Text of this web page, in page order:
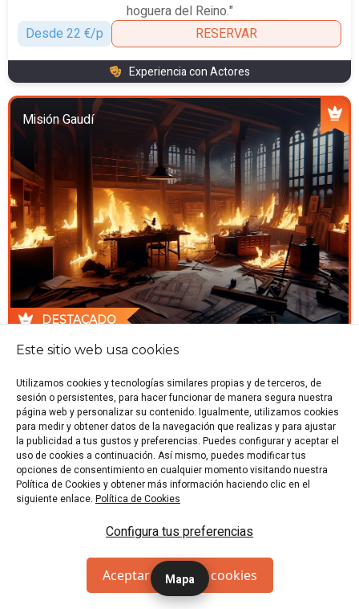
hoguera del Reino."
Desde 22 €/p
RESERVAR
Experiencia con Actores
Misión Gaudí
DESTACADO
"Salva los planos de la Sagrada Familia del taller en
llamas de Gaudí y sal de ahí antes de que todo se
queme a causa del horrible incendio."
Desde 21 €/p
RESERVAR
El Misterio De La Mansión (Sala 3)
Mapa
Este sitio web usa cookies
Utilizamos cookies y tecnologías similares propias y de terceros, de
sesión o persistentes, para hacer funcionar de manera segura nuestra
página web y personalizar su contenido. Igualmente, utilizamos cookies
para medir y obtener datos de la navegación que realizas y para ajustar
la publicidad a tus gustos y preferencias. Puedes configurar y aceptar el
uso de cookies a continuación. Así mismo, puedes modificar tus
opciones de consentimiento en cualquier momento visitando nuestra
Política de Cookies y obtener más información haciendo clic en el
siguiente enlace. Política de Cookies
Configura tus preferencias
Aceptar todas las cookies